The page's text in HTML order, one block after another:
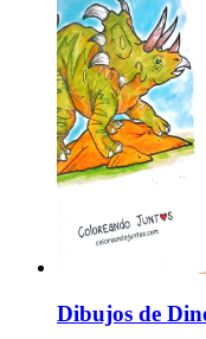
Dibujos de